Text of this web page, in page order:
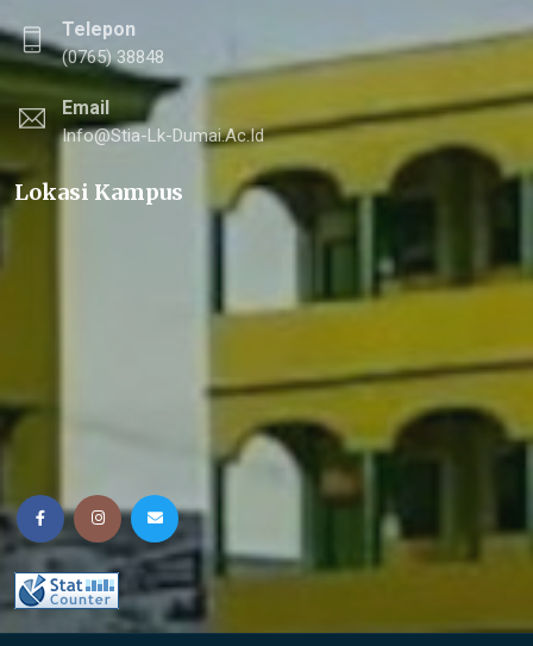
Telepon
(0765) 38848
Email
Info@stia-Lk-Dumai.ac.id
Lokasi Kampus